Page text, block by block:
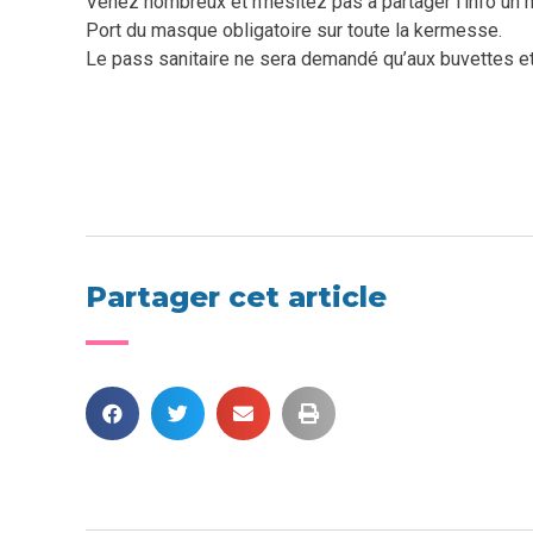
Port du masque obligatoire sur toute la kermesse.
Le pass sanitaire ne sera demandé qu’aux buvettes
Partager cet article